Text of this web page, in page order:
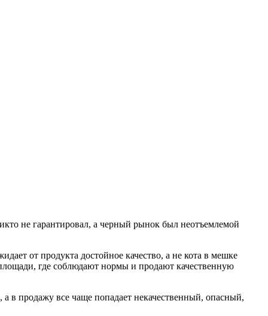
не гарантировал, а черный рынок был неотъемлемой
от продукта достойное качество, а не кота в мешке
где соблюдают нормы и продают качественную
продажу все чаще попадает некачественный, опасный,